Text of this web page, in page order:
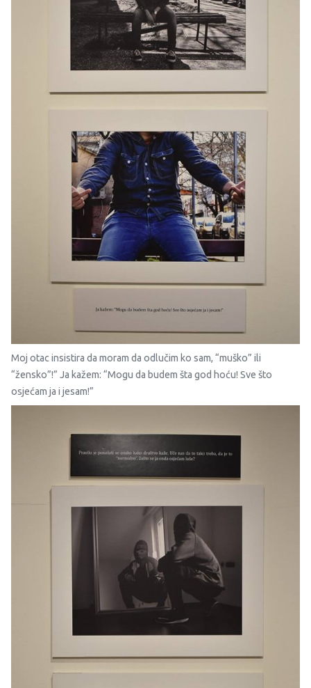
Moj otac insistira da moram da odlučim ko sam, “muško” ili
“žensko”!” Ja kažem: “Mogu da budem šta god hoću! Sve što
osjećam ja i jesam!”